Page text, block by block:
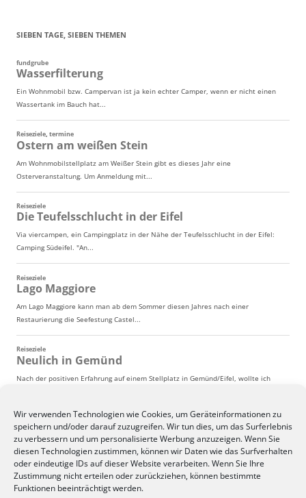
Wir verwenden Technologien wie Cookies, um Geräteinformationen zu
speichern und/oder darauf zuzugreifen. Wir tun dies, um das Surferlebnis
zu verbessern und um personalisierte Werbung anzuzeigen. Wenn Sie
diesen Technologien zustimmen, können wir Daten wie das Surfverhalten
oder eindeutige IDs auf dieser Website verarbeiten. Wenn Sie Ihre
Zustimmung nicht erteilen oder zurückziehen, können bestimmte
Funktionen beeinträchtigt werden.
SIEBEN TAGE, SIEBEN THEMEN